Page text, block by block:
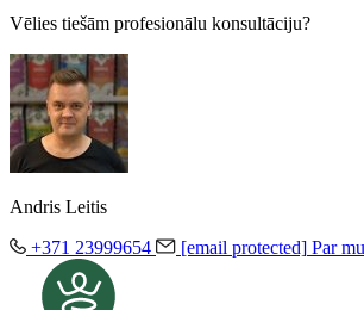
Vēlies tiešām profesionālu konsultāciju?
Andris Leitis
+371 23999654
[email protected] Par